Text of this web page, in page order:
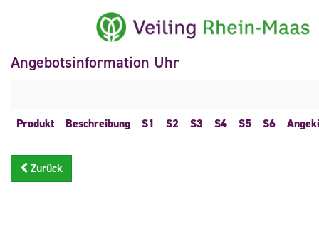
Angebotsinformation Uhr
Produkt Beschreibung S1 S2 S3 S4 S5 S6
Zurück